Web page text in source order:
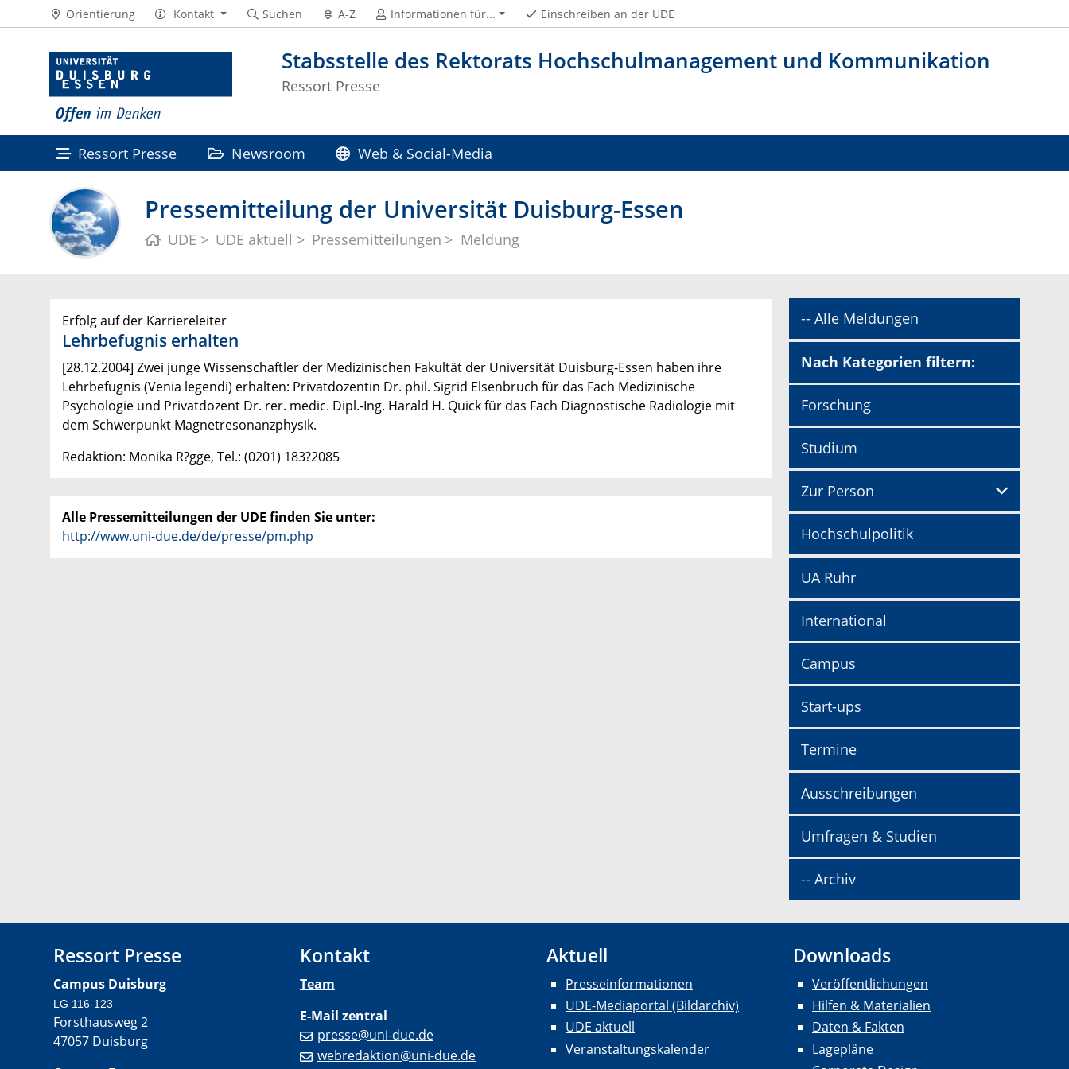
Stabsstelle des Rektorats Hochschulmanagement und Kommunikation
Ressort Presse
Orientierung Kontakt Suchen A-Z Informationen für... Einschreiben an der UDE
Ressort Presse Newsroom Web & Social-Media
Pressemitteilung der Universität Duisburg-Essen
UDE UDE aktuell Pressemitteilungen Meldung
Erfolg auf der Karriereleiter
Lehrbefugnis erhalten
[28.12.2004] Zwei junge Wissenschaftler der Medizinischen Fakultät der Universität Duisburg-Essen haben ihre
Lehrbefugnis (Venia legendi) erhalten: Privatdozentin Dr. phil. Sigrid Elsenbruch für das Fach Medizinische
Psychologie und Privatdozent Dr. rer. medic. Dipl.-Ing. Harald H. Quick für das Fach Diagnostische Radiologie mit
dem Schwerpunkt Magnetresonanzphysik.
Redaktion: Monika R?gge, Tel.: (0201) 183?2085
Alle Pressemitteilungen der UDE finden Sie unter:
http://www.uni-due.de/de/presse/pm.php
-- Alle Meldungen
Nach Kategorien filtern:
Forschung
Studium
Zur Person
Hochschulpolitik
UA Ruhr
International
Campus
Start-ups
Termine
Ausschreibungen
Umfragen & Studien
-- Archiv
Ressort Presse
Campus Duisburg
LG 116-123
Forsthausweg 2
47057 Duisburg
Kontakt
Team
E-Mail zentral
presse@uni-due.de
webredaktion@uni-due.de
Aktuell
Presseinformationen
UDE-Mediaportal (Bildarchiv)
UDE aktuell
Veranstaltungskalender
Downloads
Veröffentlichungen
Hilfen & Materialien
Daten & Fakten
Lagepläne